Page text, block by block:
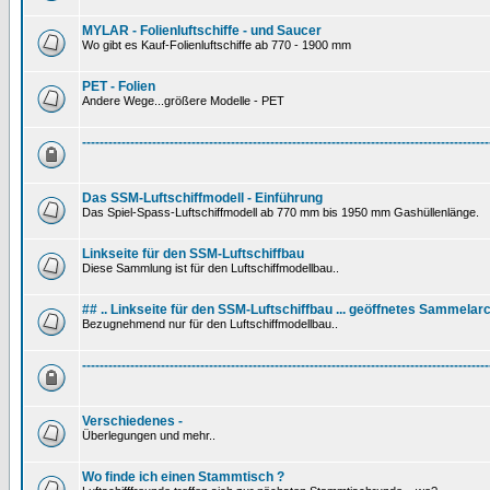
MYLAR - Folienluftschiffe - und Saucer
Wo gibt es Kauf-Folienluftschiffe ab 770 - 1900 mm
PET - Folien
Andere Wege...größere Modelle - PET
Das SSM-Luftschiffmodell - Einführung
Das Spiel-Spass-Luftschiffmodell ab 770 mm bis 1950 mm Gashüllenlänge.
Linkseite für den SSM-Luftschiffbau
Diese Sammlung ist für den Luftschiffmodellbau..
## .. Linkseite für den SSM-Luftschiffbau ... geöffnetes
Bezugnehmend nur für den Luftschiffmodellbau..
Verschiedenes -
Überlegungen und mehr..
Wo finde ich einen Stammtisch ?